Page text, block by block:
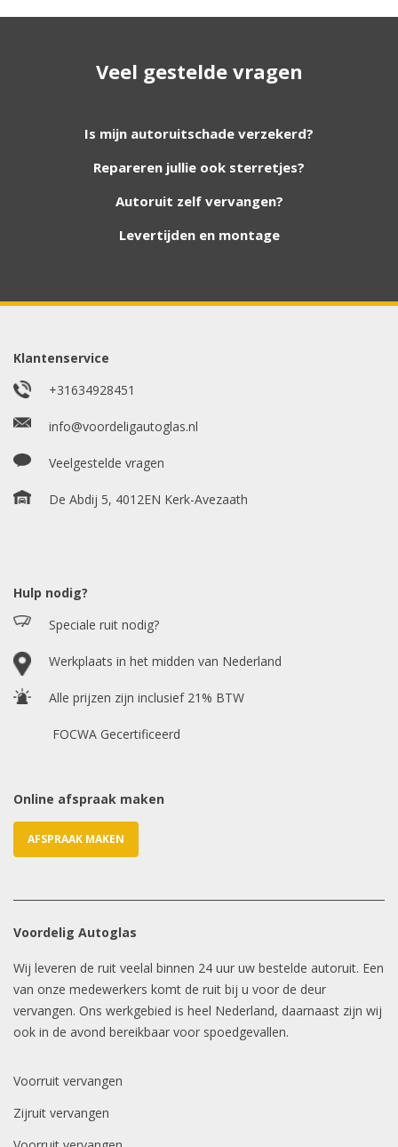
Geen resultaat? Wij helpen u
ruit er niet tussen? Grote kans dat wij deze wel
contact met u op.
Aanvraag via whatsapp
Wilt u snel antwoord? Stuur ons een
Bouwjaar *
Chasis / VIN nummer
E-mailadres *
Veel gestelde vragen
Is mijn autoruitschade verzekerd?
Repareren jullie ook sterretjes?
Autoruit zelf vervangen?
Levertijden en montage
Klantenservice
+31634928451
info@voordeligautoglas.nl
Veelgestelde vragen
De Abdij 5, 4012EN Kerk-Avezaath
Hulp nodig?
Speciale ruit nodig?
Werkplaats in het midden van Nederland
Alle prijzen zijn inclusief 21% BTW
FOCWA Gecertificeerd
Online afspraak maken
AFSPRAAK MAKEN
Voordelig Autoglas
Wij leveren de ruit veelal binnen 24 uur uw bestelde autoruit. Een
van onze medewerkers komt de ruit bij u voor de deur
vervangen. Ons werkgebied is heel Nederland, daarnaast zijn wij
ook in de avond bereikbaar voor spoedgevallen.
Voorruit vervangen
Zijruit vervangen